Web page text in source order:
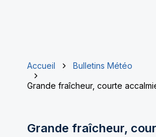
Accueil
Bulletins Météo
Grande fraîcheur, courte
Grande fraîcheur,